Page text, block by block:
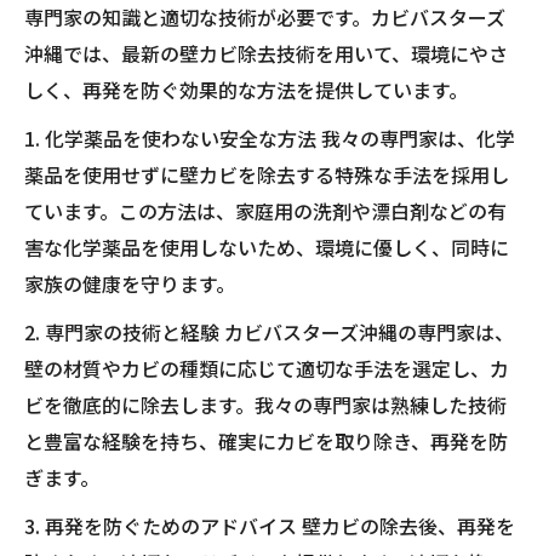
専門家の知識と適切な技術が必要です。カビバスターズ
沖縄では、最新の壁カビ除去技術を用いて、環境にやさ
しく、再発を防ぐ効果的な方法を提供しています。
1. 化学薬品を使わない安全な方法 我々の専門家は、化学
薬品を使用せずに壁カビを除去する特殊な手法を採用し
ています。この方法は、家庭用の洗剤や漂白剤などの有
害な化学薬品を使用しないため、環境に優しく、同時に
家族の健康を守ります。
2. 専門家の技術と経験 カビバスターズ沖縄の専門家は、
壁の材質やカビの種類に応じて適切な手法を選定し、カ
ビを徹底的に除去します。我々の専門家は熟練した技術
と豊富な経験を持ち、確実にカビを取り除き、再発を防
ぎます。
3. 再発を防ぐためのアドバイス 壁カビの除去後、再発を